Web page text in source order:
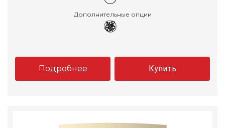
Дополнительные опции
Подробнее Купить